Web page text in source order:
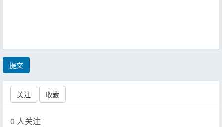
提交
关注 收藏
0 人关注